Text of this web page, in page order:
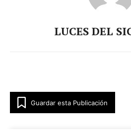
LUCES DEL
Guardar esta Publicación